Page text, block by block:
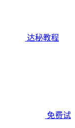
达秘教程
免费试